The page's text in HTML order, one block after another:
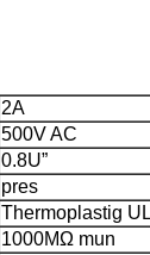
2A
500V AC
0.8U”
pres
Thermoplastig
1000MΩ mun